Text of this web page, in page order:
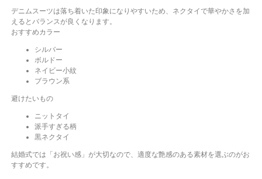
デニムスーツは落ち着いた印象になりやすいため、ネクタイで華やかさを加
えるとバランスが良くなります。
おすすめカラー
シルバー
ボルドー
ネイビー小紋
ブラウン系
避けたいもの
ニットタイ
派手すぎる柄
黒ネクタイ
結婚式では「お祝い感」が大切なので、適度な艶感のある素材を選ぶのがお
すすめです。